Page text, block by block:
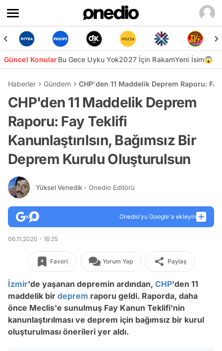
Güncel KonularBu Gece Uyku Yok2027 İçin RakamYeni İsim😱
Haberler Gündem CHP'den 11 Maddelik Deprem Raporu:
CHP'den 11 Maddelik Deprem
Raporu: Fay Teklifi
Kanunlaştırılsın, Bağımsız Bir
Deprem Kurulu Oluşturulsun
Yüksel Venedik - Onedio Editörü
Onedio’yu Google'a ekleyin
06.11.2020 - 16:25
Favori Yorum Yap Paylaş
İzmir'de yaşanan depremin ardından, CHP'den 11
maddelik bir deprem raporu geldi. Raporda, daha
önce Meclis'e sunulmuş Fay Kanun Teklifi'nin
kanunlaştırılması ve deprem için bağımsız bir kurul
oluşturulması önerileri yer aldı.